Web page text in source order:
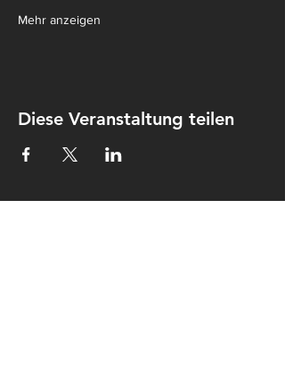
Mehr anzeigen
Diese Veranstaltung teilen